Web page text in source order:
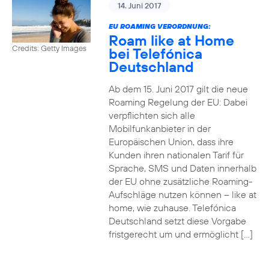
Credits: Getty Images
14. Juni 2017
EU ROAMING VERORDNUNG:
Roam like at Home
bei Telefónica
Deutschland
Ab dem 15. Juni 2017 gilt die neue
Roaming Regelung der EU: Dabei
verpflichten sich alle
Mobilfunkanbieter in der
Europäischen Union, dass ihre
Kunden ihren nationalen Tarif für
Sprache, SMS und Daten innerhalb
der EU ohne zusätzliche Roaming-
Aufschläge nutzen können – like at
home, wie zuhause. Telefónica
Deutschland setzt diese Vorgabe
fristgerecht um und ermöglicht […]